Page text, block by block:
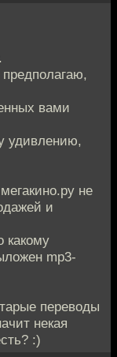
предполагаю,
вами
удивлению,
не
и
какому
mp3-
переводы
некая
:)